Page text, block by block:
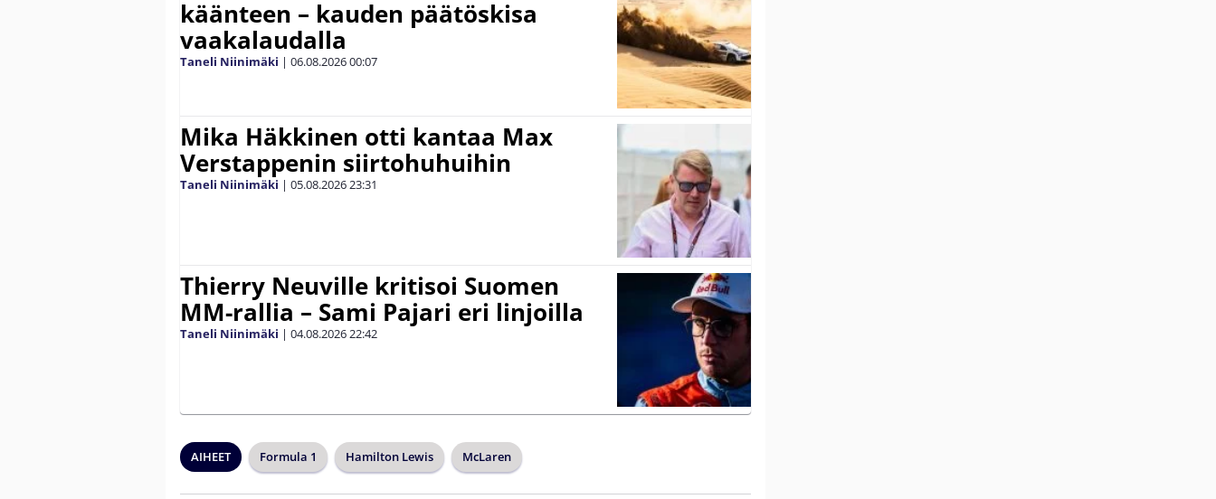
käänteen – kauden päätöskisa
vaakalaudalla
Taneli Niinimäki | 06.08.202600:07
Mika Häkkinen otti kantaa Max
Verstappenin siirtohuhuihin
Taneli Niinimäki | 05.08.202623:31
Thierry Neuville kritisoi Suomen
MM-rallia – Sami Pajari eri linjoilla
Taneli Niinimäki | 04.08.202622:42
AIHEET Formula 1 Hamilton Lewis McLaren